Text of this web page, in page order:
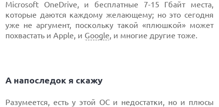
Microsoft OneDrive, и бесплатные 7-15 Гбайт места,
которые даются каждому желающему; но это сегодня
уже не аргумент, поскольку такой «плюшкой» может
похвастать и Apple, и Google, и многие другие тоже.
А напоследок я скажу
Разумеется, есть у этой ОС и недостатки, но и плюсы